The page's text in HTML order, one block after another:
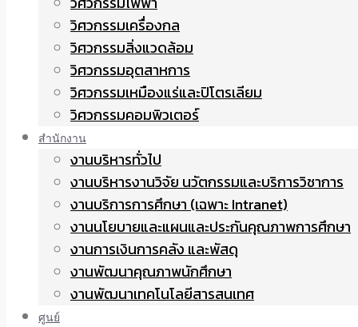
วิศวกรรมเครื่องกล
วิศวกรรมสิ่งแวดล้อม
วิศวกรรมอุตสาหการ
วิศวกรรมเหมืองแร่และปิโตรเลียม
วิศวกรรมคอมพิวเตอร์
สำนักงาน
งานบริหารทั่วไป
งานบริหารงานวิจัย นวัตกรรมและบริการวิชาการ
งานบริการการศึกษา (เฉพาะ Intranet)
งานนโยบายและแผนและประกันคุณภาพการศึกษา
งานการเงินการคลัง และพัสดุ
งานพัฒนาคุณภาพนักศึกษา
งานพัฒนาเทคโนโลยีสารสนเทศ
ศูนย์